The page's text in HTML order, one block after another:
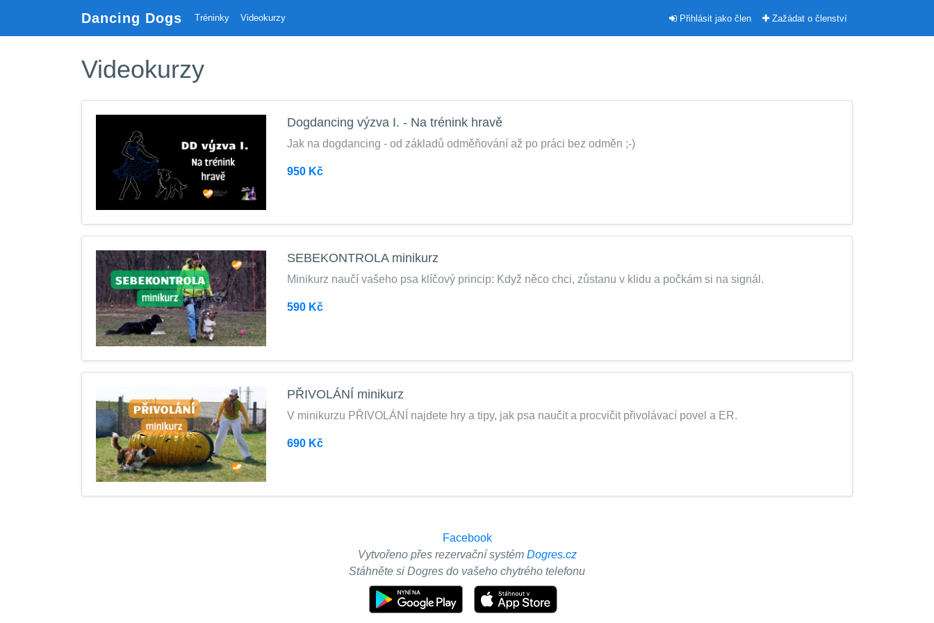
Dancing Dogs Tréninky Videokurzy Přihlásit jako člen Zažádat o členství
Videokurzy
Dogdancing výzva I. - Na trénink hravě
Jak na dogdancing - od základů odměňování až po práci bez odměn ;-)
950 Kč
SEBEKONTROLA minikurz
Minikurz naučí vašeho psa klíčový princip: Když něco chci, zůstanu v klidu a počkám si na signál.
590 Kč
PŘIVOLÁNÍ minikurz
V minikurzu PŘIVOLÁNÍ najdete hry a tipy, jak psa naučit a procvičit přivolávací povel a ER.
690 Kč
Facebook
Vytvořeno přes rezervační systém Dogres.cz
Stáhněte si Dogres do vašeho chytrého telefonu